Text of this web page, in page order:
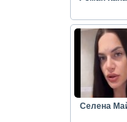
Селена